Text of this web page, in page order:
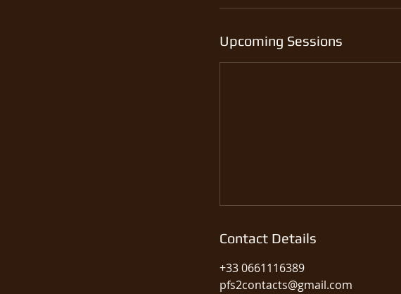
Upcoming Sessions
Contact Details
+33 0661116389
pfs2contacts@gmail.com